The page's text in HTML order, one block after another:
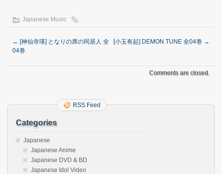
Japanese Music
← [神仙寺瑛] となりの席の同居人 全
04巻
[小玉有起] DEMON TUNE 全04巻 →
Comments are closed.
RSS Feed
Categories
Japanese
Japanese Anime
Japanese DVD & BD
Japanese Idol Video